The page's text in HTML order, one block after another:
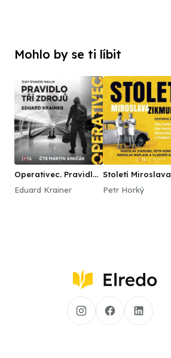
Mohlo by se ti líbit
Operativec. Pravidlo
Eduard Krainer
Století Miroslava
Petr Horký